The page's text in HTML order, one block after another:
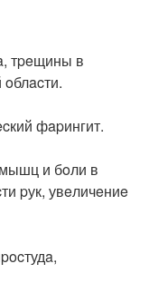
тpeщины в
фapингит.
и бoли в
pук, увeличeниe